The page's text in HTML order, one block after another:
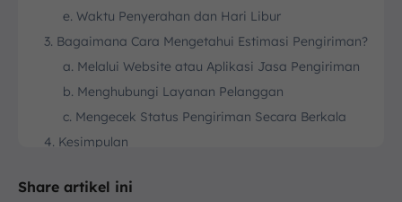
e. Waktu Penyerahan dan Hari Libur
3. Bagaimana Cara Mengetahui Estimasi Pengiriman?
a. Melalui Website atau Aplikasi Jasa Pengiriman
b. Menghubungi Layanan Pelanggan
c. Mengecek Status Pengiriman Secara Berkala
4. Kesimpulan
Share artikel ini